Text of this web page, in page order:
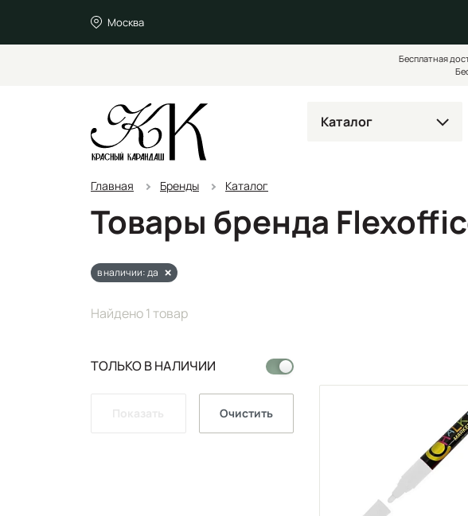
Москва
Бесплатная
Каталог
Главная Бренды Каталог
Товары бренда
в наличии: да
Найдено 1 товар
ТОЛЬКО В НАЛИЧИИ
Очистить